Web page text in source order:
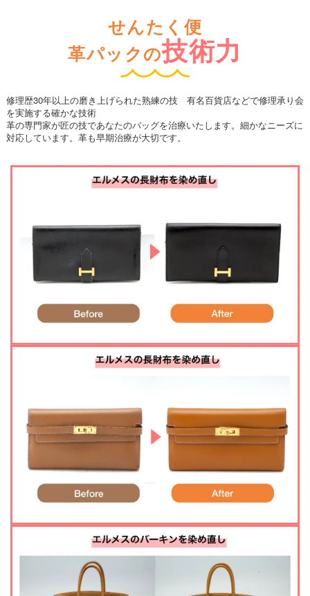
せんたく便
革パックの技術力
修理歴30年以上の磨き上げられた熟練の技 有名百貨店などで修理承り会
を実施する確かな技術
革の専門家が匠の技であなたのバッグを治療いたします。細かなニーズに
対応しています。革も早期治療が大切です。